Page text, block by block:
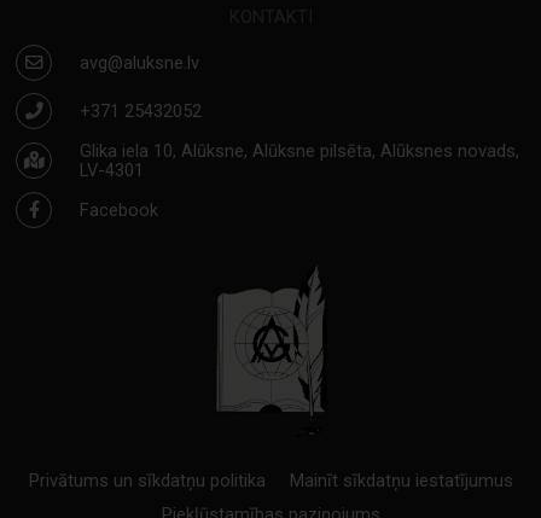
avg@aluksne.lv
+371 25432052
Glika iela 10, Alūksne, Alūksne pilsēta, Alūksnes novads,
LV-4301
Facebook
Privātums un sīkdatņu politika
Mainīt sīkdatņu iestatījumus